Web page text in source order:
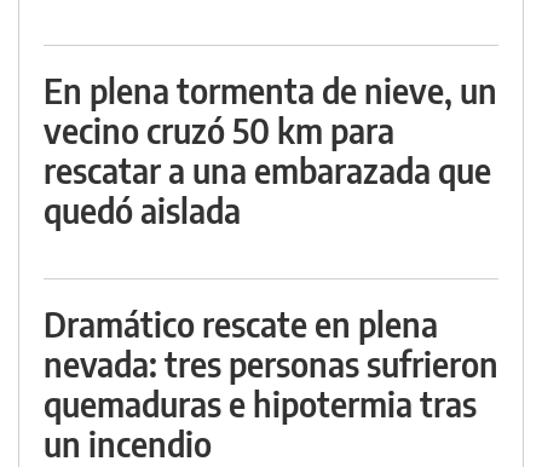
En plena tormenta de nieve, un
vecino cruzó 50 km para
rescatar a una embarazada que
quedó aislada
Dramático rescate en plena
nevada: tres personas sufrieron
quemaduras e hipotermia tras
un incendio